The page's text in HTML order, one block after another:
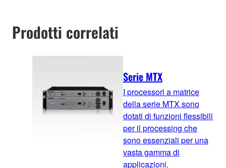
Prodotti correlati
Serie MTX
I processori a matrice
della serie MTX sono
dotati di funzioni flessibili
per il processing che
sono essenziali per una
vasta gamma di
applicazioni.